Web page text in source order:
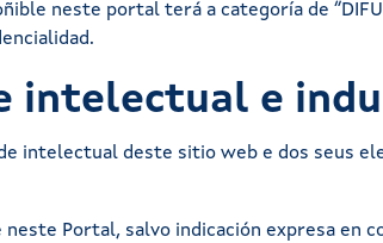
neste portal terá a categoría de
intelectual e
intelectual deste sitio web e dos seus
Portal, salvo indicación expresa en